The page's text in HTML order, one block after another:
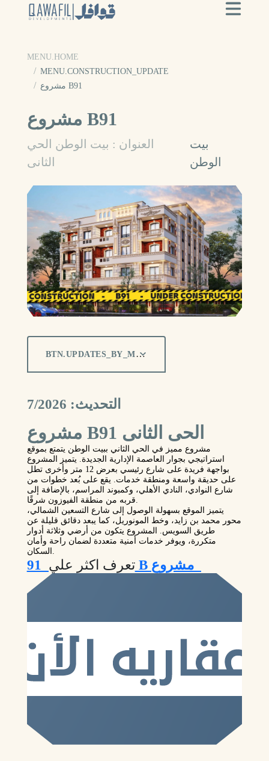
MENU.HOME
MENU.CONSTRUCTION_UPDATE
مشروع B91
مشروع B91
العنوان : بيت الوطن الحي
الثانى
بيت
الوطن
التحديث: 7/2026
مشروع B91 الحى الثانى
مشروع مميز في الحي الثاني ببيت الوطن يتمتع بموقع
استراتيجي بجوار العاصمة الإدارية الجديدة. يتميز المشروع
بواجهة فريدة على شارع رئيسي بعرض 12 متر وأخرى تطل
على حديقة واسعة ومنطقة خدمات. يقع على بُعد خطوات من
شارع النوادي، النادي الأهلي، وكمبوند المراسم، بالإضافة إلى
يتميز الموقع بسهولة الوصول إلى شارع التسعين الشمالي،
محور محمد بن زايد، وخط المونوريل، كما يبعد دقائق قليلة عن
طريق السويس. المشروع يتكون من أرضي وثلاثة أدوار
متكررة، ويوفر خدمات أمنية متعددة لضمان راحة وأمان
تعرف اكثر علي 91 B مشروع
BTN.UPDATES_BY_MONTH